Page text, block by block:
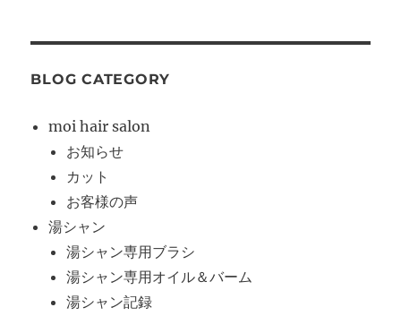
BLOG CATEGORY
moi hair salon
お知らせ
カット
お客様の声
湯シャン
湯シャン専用ブラシ
湯シャン専用オイル＆バーム
湯シャン記録